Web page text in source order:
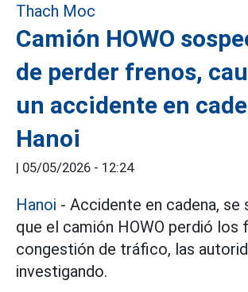
Camión HOWO
de perder frenos,
un accidente en
Hanoi
| 05/05/2026 - 12:24
Hanoi - Accidente en cadena, se
que el camión HOWO perdió los
congestión de tráfico, las
investigando.